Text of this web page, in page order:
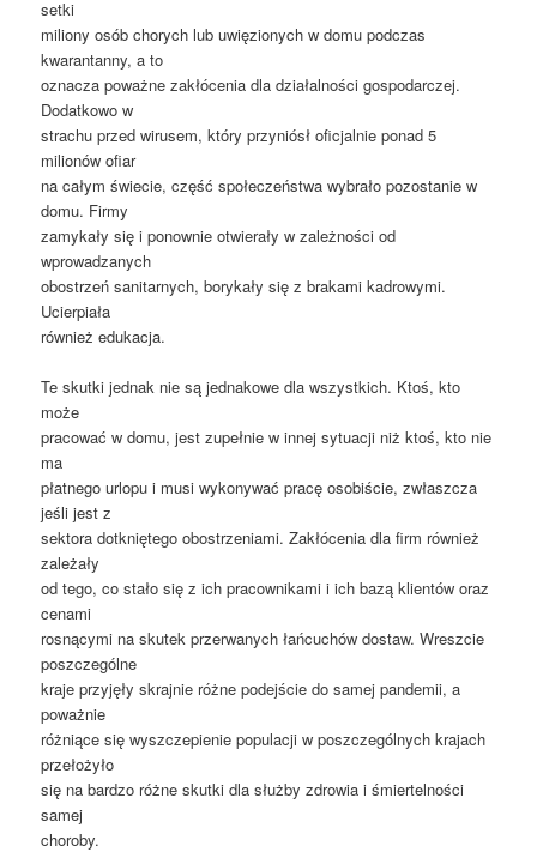
setki
miliony osób chorych lub uwięzionych w domu podczas
kwarantanny, a to
oznacza poważne zakłócenia dla działalności gospodarczej.
Dodatkowo w
strachu przed wirusem, który przyniósł oficjalnie ponad 5
milionów ofiar
na całym świecie, część społeczeństwa wybrało pozostanie w
domu. Firmy
zamykały się i ponownie otwierały w zależności od
wprowadzanych
obostrzeń sanitarnych, borykały się z brakami kadrowymi.
Ucierpiała
również edukacja.
Te skutki jednak nie są jednakowe dla wszystkich. Ktoś, kto
może
pracować w domu, jest zupełnie w innej sytuacji niż ktoś, kto nie
ma
płatnego urlopu i musi wykonywać pracę osobiście, zwłaszcza
jeśli jest z
sektora dotkniętego obostrzeniami. Zakłócenia dla firm również
zależały
od tego, co stało się z ich pracownikami i ich bazą klientów oraz
cenami
rosnącymi na skutek przerwanych łańcuchów dostaw. Wreszcie
poszczególne
kraje przyjęły skrajnie różne podejście do samej pandemii, a
poważnie
różniące się wyszczepienie populacji w poszczególnych krajach
przełożyło
się na bardzo różne skutki dla służby zdrowia i śmiertelności
samej
choroby.